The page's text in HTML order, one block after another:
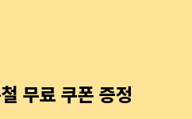
무료 쿠폰 증정